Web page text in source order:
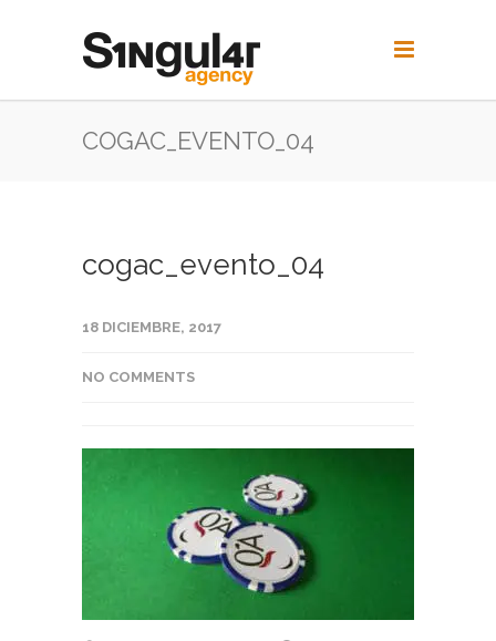
COGAC_EVENTO_04
cogac_evento_04
18 DICIEMBRE, 2017
NO COMMENTS